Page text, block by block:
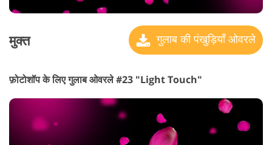
मुक्त गुलाब की पंखुड़ियाँ ओवरले
फ़ोटोशॉप के लिए गुलाब ओवरले #23 "Light Touch"